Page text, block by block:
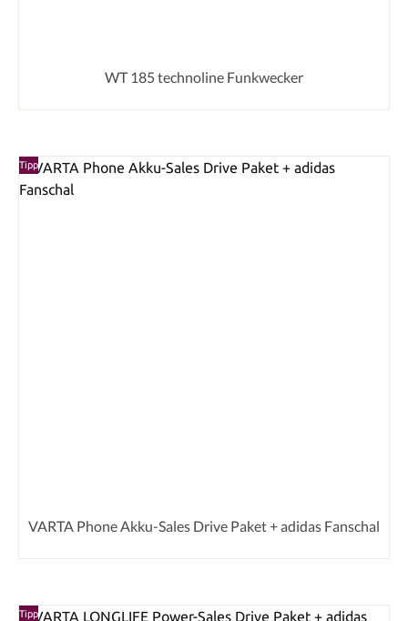
WT 185 technoline Funkwecker
Tipp
VARTA Phone Akku-Sales Drive Paket + adidas Fanschal
Tipp